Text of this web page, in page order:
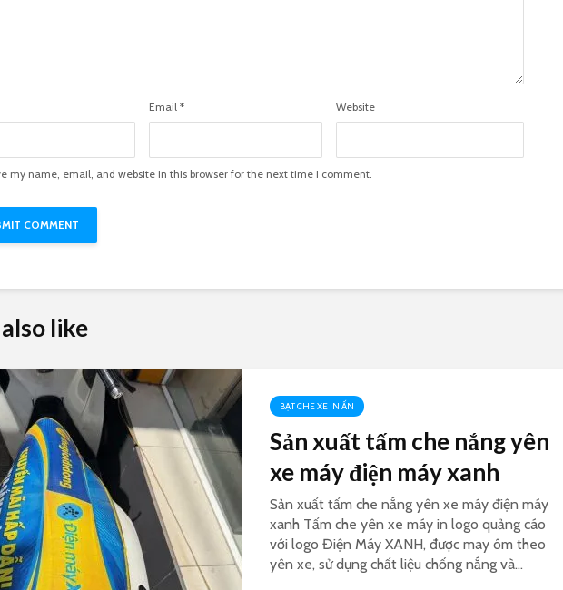
Email * Website
my name, email, and website in this browser for the next time I comment.
like
BẠT CHE XE IN ẤN
Sản xuất tấm che nắng yên
xe máy điện máy xanh
Sản xuất tấm che nắng yên xe máy điện máy
xanh Tấm che yên xe máy in logo quảng cáo
với logo Điện Máy XANH, được may ôm theo
yên xe, sử dụng chất liệu chống nắng và...